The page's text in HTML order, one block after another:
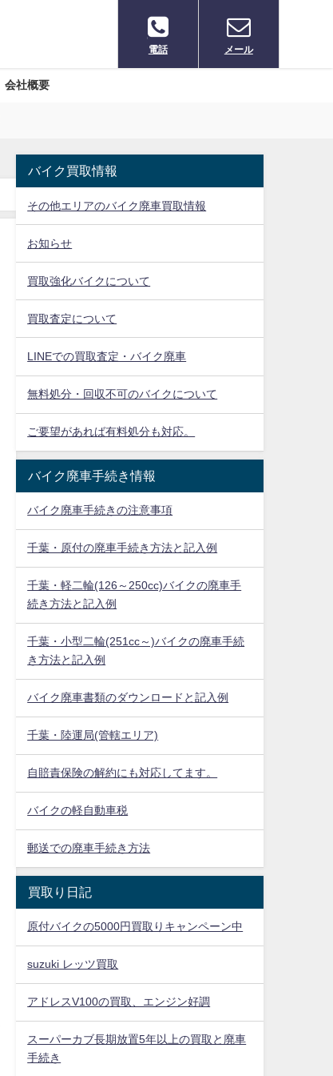
電話 メール
会社概要
バイク買取情報
その他エリアのバイク廃車買取情報
お知らせ
買取強化バイクについて
買取査定について
LINEでの買取査定・バイク廃車
無料処分・回収不可のバイクについて
ご要望があれば有料処分も対応。
バイク廃車手続き情報
バイク廃車手続きの注意事項
千葉・原付の廃車手続き方法と記入例
千葉・軽二輪(126～250cc)バイクの廃車手
続き方法と記入例
千葉・小型二輪(251cc～)バイクの廃車手続
き方法と記入例
バイク廃車書類のダウンロードと記入例
千葉・陸運局(管轄エリア)
自賠責保険の解約にも対応してます。
バイクの軽自動車税
郵送での廃車手続き方法
買取り日記
原付バイクの5000円買取りキャンペーン中
suzuki レッツ買取
アドレスV100の買取、エンジン好調
スーパーカブ長期放置5年以上の買取と廃車
手続き